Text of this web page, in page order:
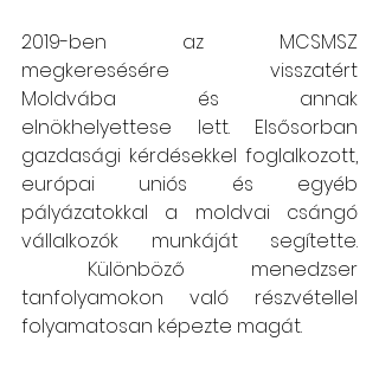
2019-ben az MCSMSZ
megkeresésére visszatért
Moldvába és annak
elnökhelyettese lett. Elsősorban
gazdasági kérdésekkel foglalkozott,
európai uniós és egyéb
pályázatokkal a moldvai csángó
vállalkozók munkáját segítette.
Különböző menedzser
tanfolyamokon való részvétellel
folyamatosan képezte magát.